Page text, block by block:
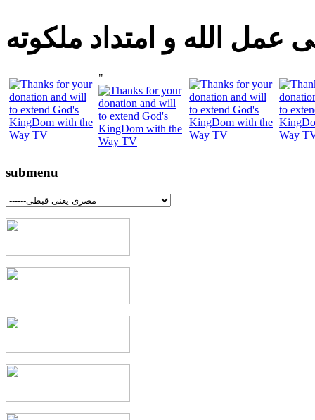
عمل الله و امتداد ملكوته
"
submenu